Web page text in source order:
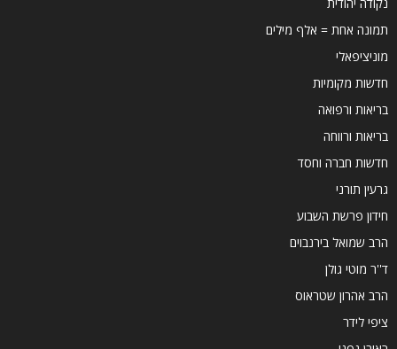
תמונה אחת = אלף מילים
מוניציפאלי
חדשות מקומיות
בריאות ורפואה
בריאות ורווחה
חדשות חברה וחסד
גרעין תורני
חידון פרשת השבוע
הרב שמואל בירנבוים
ד''ר מוטי גולן
הרב אהרון שטראוס
ציפי לידר